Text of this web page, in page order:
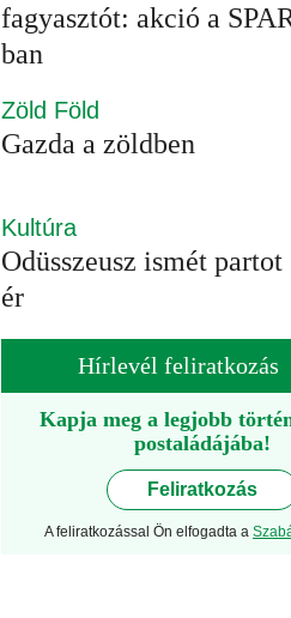
fagyasztót: akció a
ban
Zöld Föld
Gazda a zöldben
Kultúra
Odüsszeusz ismét partot
ér
Hírlevél feliratkozás
Kapja meg a legjobb
postaládájába!
Feliratkozás
A feliratkozással Ön elfogadta a